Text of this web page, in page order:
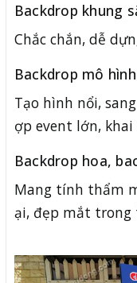
Backdrop khung
Chắc chắn, dễ
Backdrop mô
Tạo hình nổi,
ợp event lớn,
Backdrop hoa,
Mang tính thẩm
ại, đẹp mắt trong